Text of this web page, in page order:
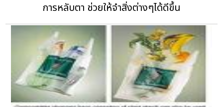
การหลับตา ช่วยให้จำสิ่งต่างๆได้ดีขึ้น